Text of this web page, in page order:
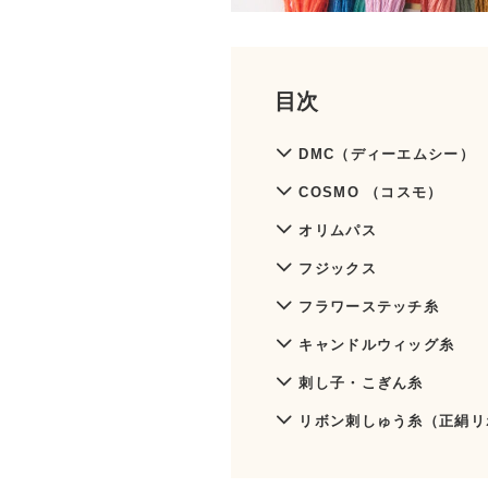
目次
DMC（ディーエムシー）
COSMO （コスモ）
オリムパス
フジックス
フラワーステッチ糸
キャンドルウィッグ糸
刺し子・こぎん糸
リボン刺しゅう糸（正絹